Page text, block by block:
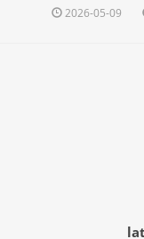
2026-05-09